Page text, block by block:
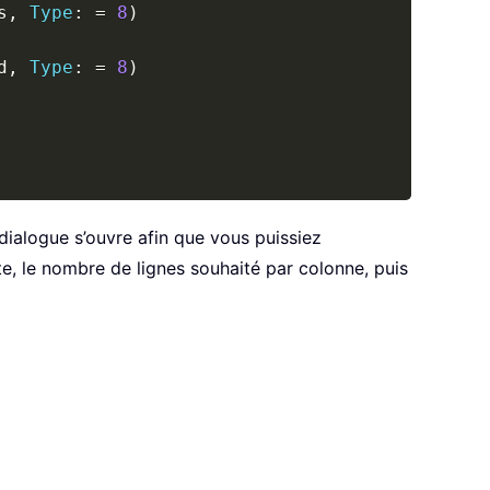
, Type : = 8 )
, Type : = 8 )
s’ouvre afin que vous puissiez
le nombre de lignes souhaité par colonne, puis